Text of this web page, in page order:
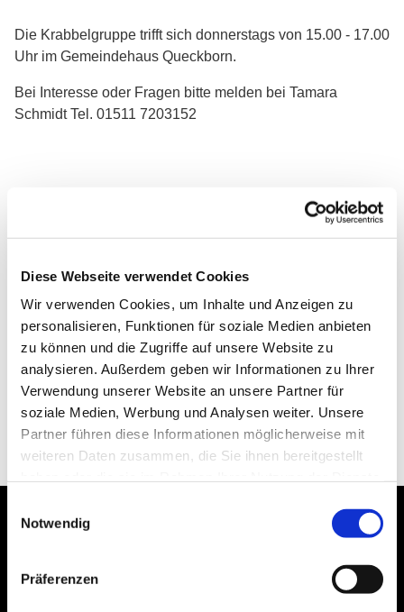
Diese Webseite verwendet Cookies
Wir verwenden Cookies, um Inhalte und Anzeigen zu
personalisieren, Funktionen für soziale Medien anbieten
zu können und die Zugriffe auf unsere Website zu
analysieren. Außerdem geben wir Informationen zu Ihrer
Verwendung unserer Website an unsere Partner für
soziale Medien, Werbung und Analysen weiter. Unsere
Partner führen diese Informationen möglicherweise mit
weiteren Daten zusammen, die Sie ihnen bereitgestellt
Notwendig
Präferenzen
Die Krabbelgruppe trifft sich donnerstags von 15.00 - 17.00
Uhr im Gemeindehaus Queckborn.
Bei Interesse oder Fragen bitte melden bei Tamara
Schmidt Tel. 01511 7203152